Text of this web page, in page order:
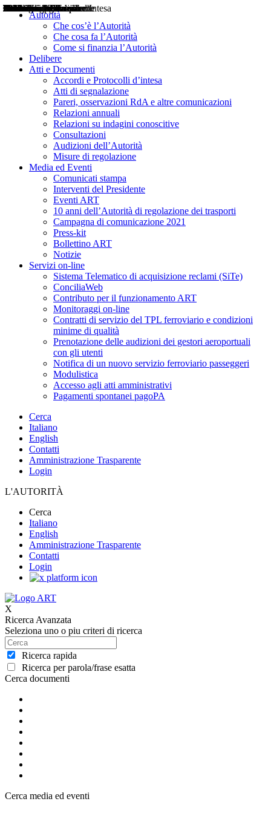
Autorità
Che cos’è l’Autorità
Che cosa fa l’Autorità
Come si finanzia l’Autorità
Delibere
Atti e Documenti
Accordi e Protocolli d’intesa
Atti di segnalazione
Pareri, osservazioni RdA e altre comunicazioni
Relazioni annuali
Relazioni su indagini conoscitive
Consultazioni
Audizioni dell’Autorità
Misure di regolazione
Media ed Eventi
Comunicati stampa
Interventi del Presidente
Eventi ART
10 anni dell’Autorità di regolazione dei trasporti
Campagna di comunicazione 2021
Press-kit
Bollettino ART
Notizie
Servizi on-line
Sistema Telematico di acquisizione reclami (SiTe)
ConciliaWeb
Contributo per il funzionamento ART
Monitoraggi on-line
Contratti di servizio del TPL ferroviario e condizioni
minime di qualità
Prenotazione delle audizioni dei gestori aeroportuali
con gli utenti
Notifica di un nuovo servizio ferroviario passeggeri
Modulistica
Accesso agli atti amministrativi
Pagamenti spontanei pagoPA
Cerca
Italiano
English
Contatti
Amministrazione Trasparente
Login
L'AUTORITÀ
Cerca
Italiano
English
Amministrazione Trasparente
Contatti
Login
X
Ricerca Avanzata
Seleziona uno o piu criteri di ricerca
Ricerca rapida
Ricerca per parola/frase esatta
Cerca documenti
Delibere
Pareri
Consultazioni
Audizioni
Atti di Segnalazione
Accordi e Protocolli d'Intesa
Relazioni annuali
Misure di regolazione
Cerca media ed eventi
Notizie
Comunicati Stampa
Bollettini ART
Convegni ART
Interviste del Presidente
Articoli in primo piano
Interventi del Presidente
2004
2005
2010
2013
2014
2015
2016
2017
2018
2019
202
2020
2021
2022
2023
2024
2025
2026
Aereo
Marittimo
Terrestre